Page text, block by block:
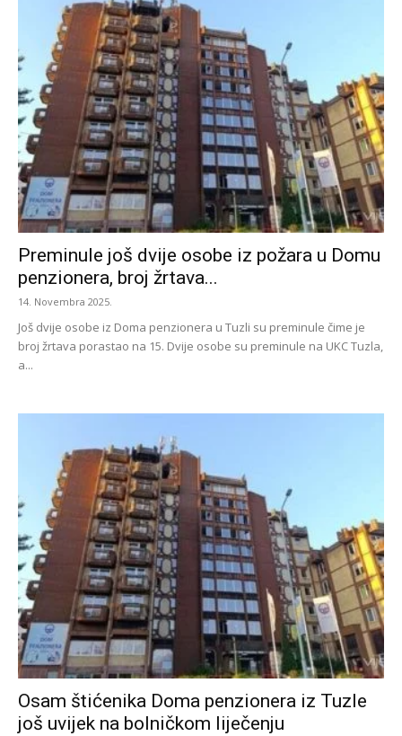
Preminule još dvije osobe iz požara u Domu
penzionera, broj žrtava...
14. Novembra 2025.
Još dvije osobe iz Doma penzionera u Tuzli su preminule čime je
broj žrtava porastao na 15. Dvije osobe su preminule na UKC Tuzla,
a...
Osam štićenika Doma penzionera iz Tuzle
još uvijek na bolničkom liječenju